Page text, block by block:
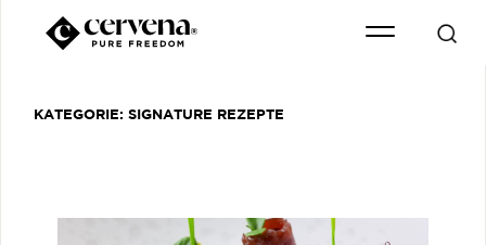
KATEGORIE: SIGNATURE REZEPTE